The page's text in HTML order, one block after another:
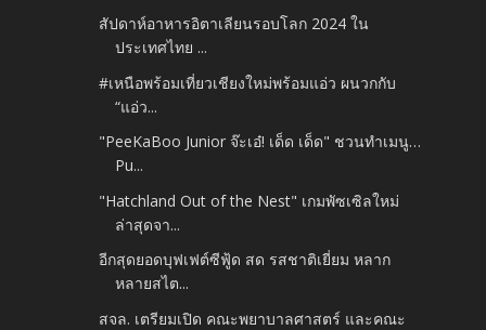
สัปดาห์อาหารอิตาเลียนรอบโลก 2024 ใน
ประเทศไทย ...
#เหนือพร้อมเที่ยวเชียงใหม่พร้อมแอ่ว ผนวกกับ
“แอ่ว...
"PeeKaBoo Junior จ๊ะเอ๋! เด็ด เด็ด" ชวนทำเมนู…
Pu...
"Hatchland Out of the Nest" เกมพัซเซิลใหม่
ล่าสุดจา...
อีกสุดยอดบุฟเฟต์ซีฟู้ด สด รสชาติเยี่ยม หลาก
หลายสไต...
สจล. เตรียมเปิด คณะพยาบาลศาสตร์ และคณะ